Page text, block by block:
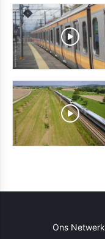
Ons Netwerk